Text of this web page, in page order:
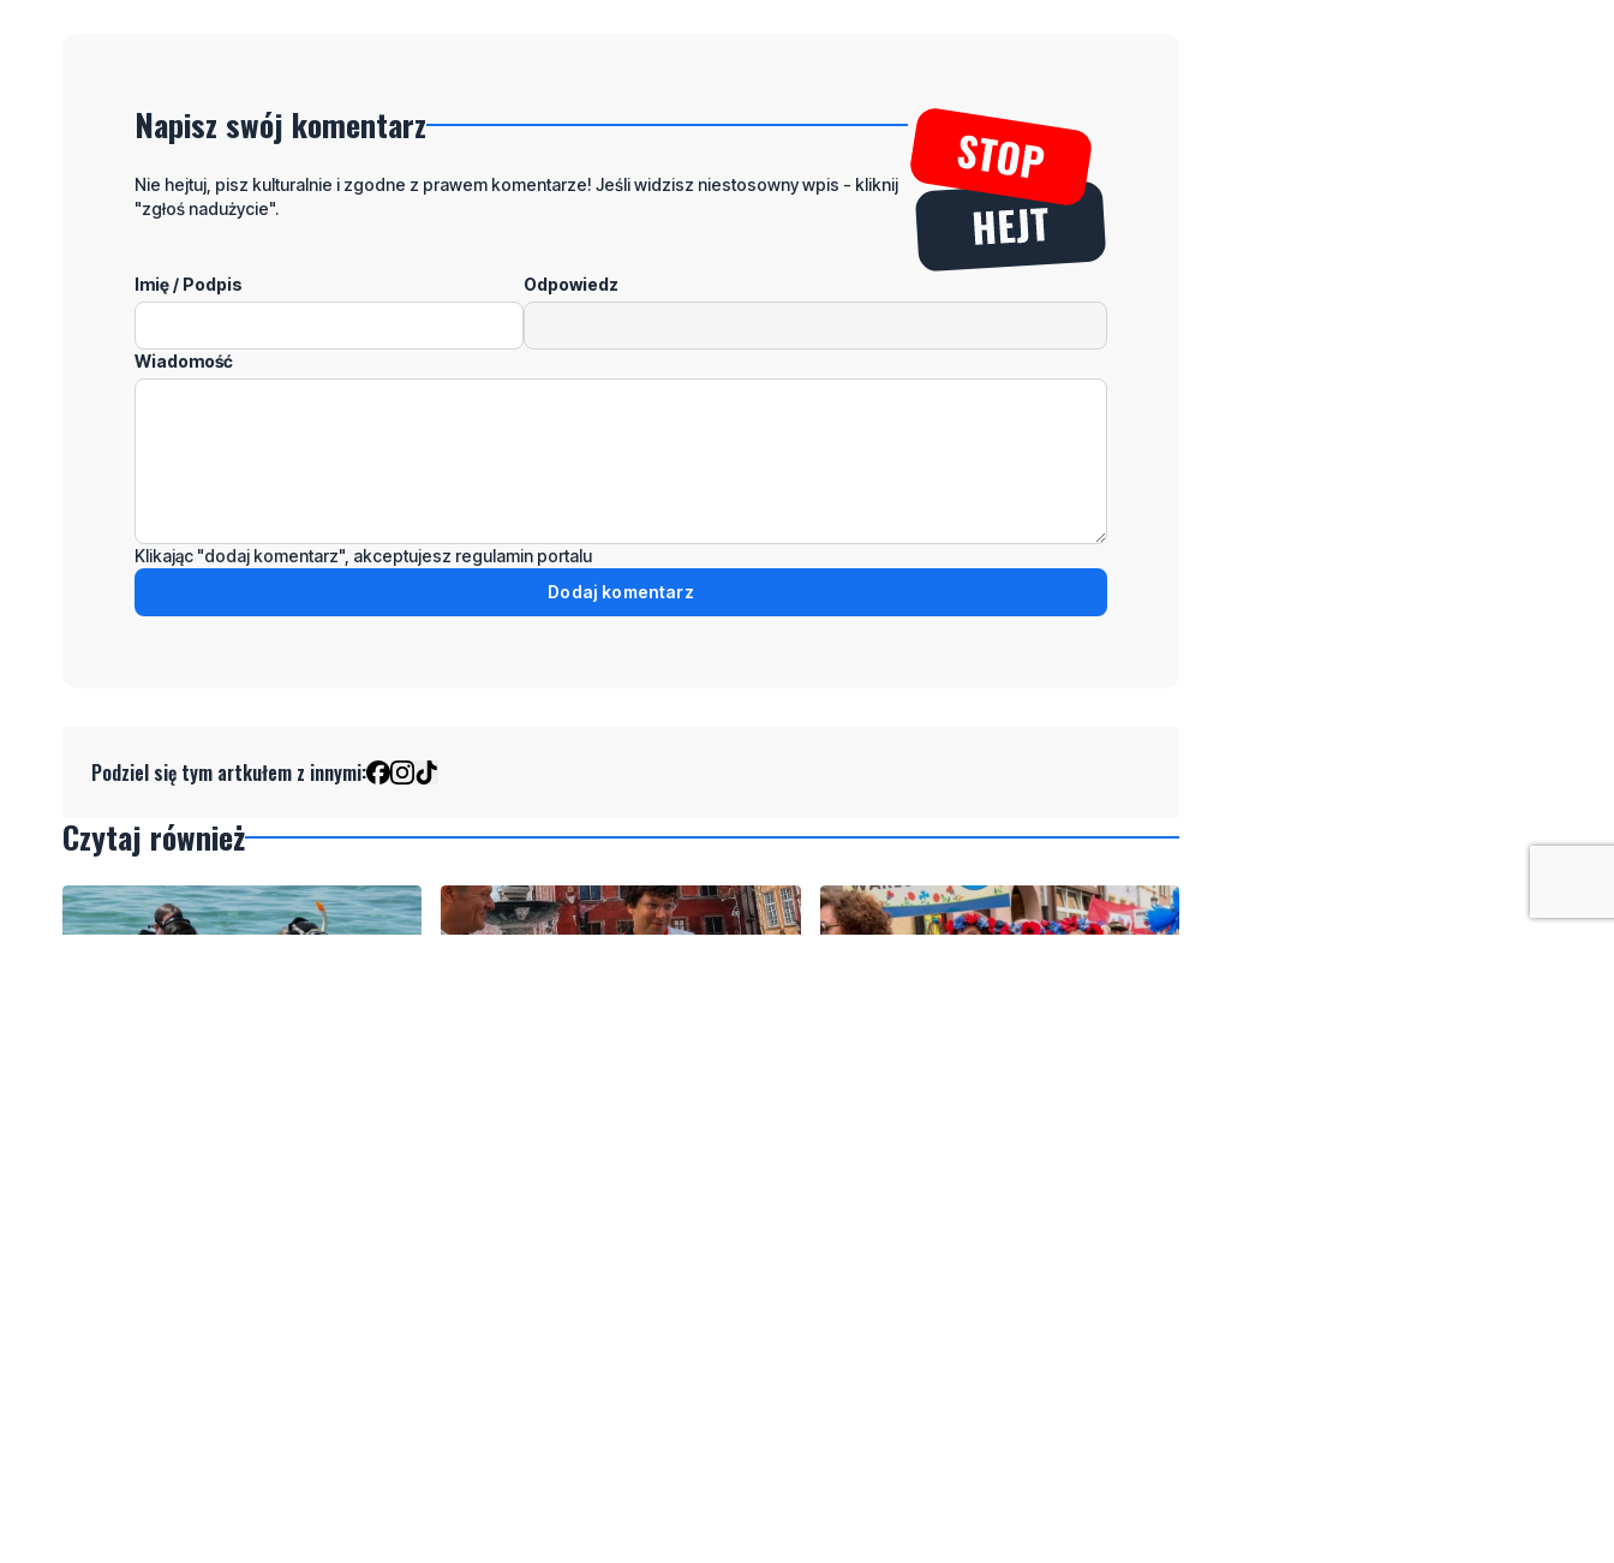
Napisz swój komentarz
Nie hejtuj, pisz kulturalnie i zgodne z prawem komentarze! Jeśli widzisz niestosowny wpis - kliknij
"zgłoś nadużycie".
Imię / Podpis Odpowiedz
Wiadomość
Klikając "dodaj komentarz", akceptujesz regulamin portalu
Dodaj komentarz
Podziel się tym artkułem z innymi:
Czytaj również